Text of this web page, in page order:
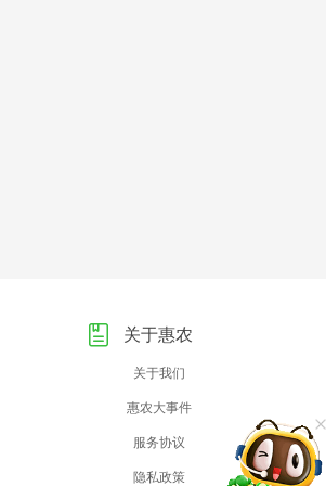
关于惠农
关于我们
惠农大事件
服务协议
隐私政策